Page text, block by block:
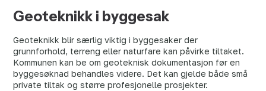
Geoteknikk i byggesak
Geoteknikk blir særlig viktig i byggesaker der
grunnforhold, terreng eller naturfare kan påvirke tiltaket.
Kommunen kan be om geoteknisk dokumentasjon før en
byggesøknad behandles videre. Det kan gjelde både små
private tiltak og større profesjonelle prosjekter.